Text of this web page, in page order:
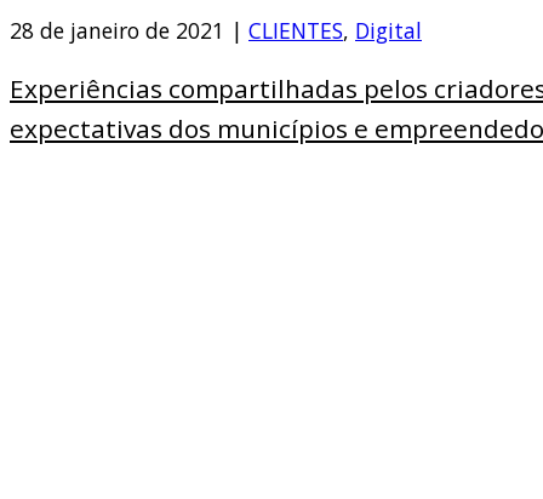
28 de janeiro de 2021 | CLIENTES, Digital
Experiências compartilhadas pelos
expectativas dos municípios e